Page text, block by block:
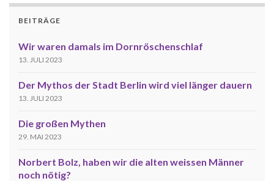
BEITRÄGE
Wir waren damals im Dornröschenschlaf
13. JULI 2023
Der Mythos der Stadt Berlin wird viel länger dauern
13. JULI 2023
Die großen Mythen
29. MAI 2023
Norbert Bolz, haben wir die alten weissen Männer
noch nötig?